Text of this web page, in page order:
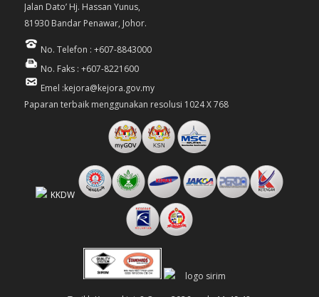
Jalan Dato’ Hj. Hassan Yunus,
81930 Bandar Penawar, Johor.
No. Telefon : +607-8843000
No. Faks : +607-8221600
Emel :kejora@kejora.gov.my
Paparan terbaik menggunakan resolusi 1024 X 768